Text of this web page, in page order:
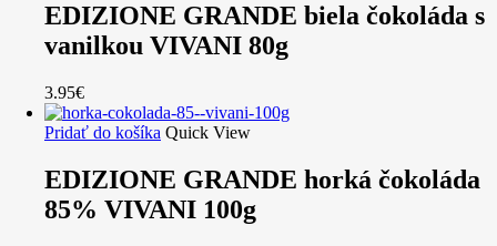
EDIZIONE GRANDE biela čokoláda s
vanilkou VIVANI 80g
3.95€
Pridať do košíka Quick View
EDIZIONE GRANDE horká čokoláda
85% VIVANI 100g